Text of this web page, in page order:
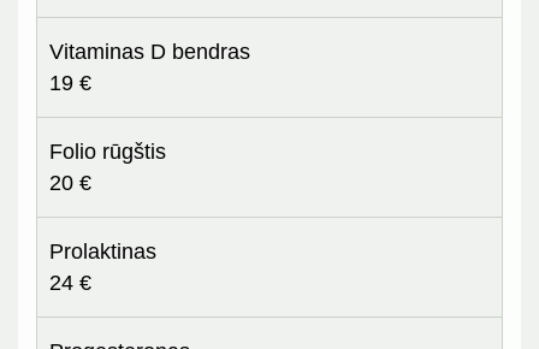
Vitaminas D bendras
19 €
Folio rūgštis
20 €
Prolaktinas
24 €